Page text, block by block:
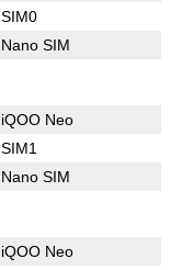
SIM0
Nano SIM
iQOO Neo
SIM1
Nano SIM
iQOO Neo